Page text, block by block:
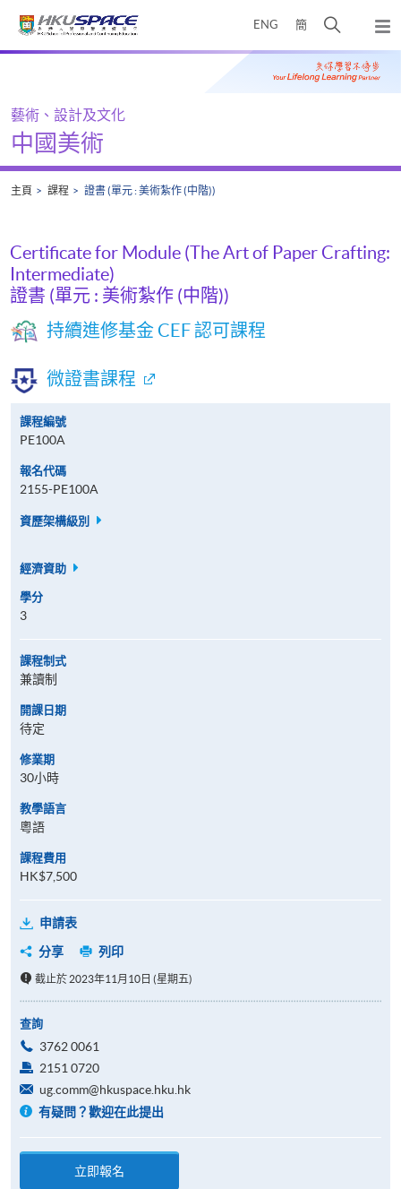
ENG 簡
開
搜
尋
彈
出
主
Main
藝術、設計及文化
中國美術
主頁 課程 證書 (單元 : 美術紮作 (中階))
Certificate for Module (The Art of Paper Crafting:
Intermediate)
證書 (單元 : 美術紮作 (中階))
持續進修基金 CEF 認可課程
微證書課程
課程編號
PE100A
報名代碼
2155-PE100A
資歷架構級別
經濟資助
學分
3
課程制式
兼讀制
開課日期
待定
修業期
30小時
教學語言
粵語
課程費用
HK$7,500
申請表
分享
列印
截止於 2023年11月10日 (星期五)
查詢
3762 0061
2151 0720
ug.comm@hkuspace.hku.hk
有疑問？歡迎在此提出
立即報名